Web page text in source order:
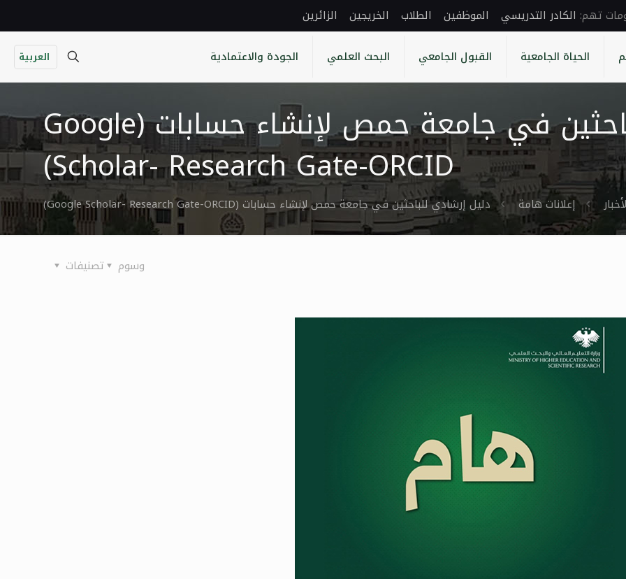
الكادر التدريسي الموظفين الطلاب الخريجين الزائرين
الحياة الجامعية القبول الجامعي البحث العلمي الجودة والاعتمادية العربية
دليل إرشادي للباحثين في جامعة حمص لإنشاء حسابات (Google
Scholar- Research Gate-ORCID)
إعلانات هامة دليل إرشادي للباحثين في جامعة حمص لإنشاء حسابات (Google Scholar- Research Gate-ORCID)
تصنيفات وسوم